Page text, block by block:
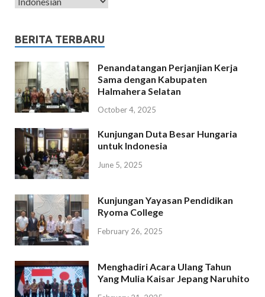
BERITA TERBARU
Penandatangan Perjanjian Kerja
Sama dengan Kabupaten
Halmahera Selatan
October 4, 2025
Kunjungan Duta Besar Hungaria
untuk Indonesia
June 5, 2025
Kunjungan Yayasan Pendidikan
Ryoma College
February 26, 2025
Menghadiri Acara Ulang Tahun
Yang Mulia Kaisar Jepang Naruhito